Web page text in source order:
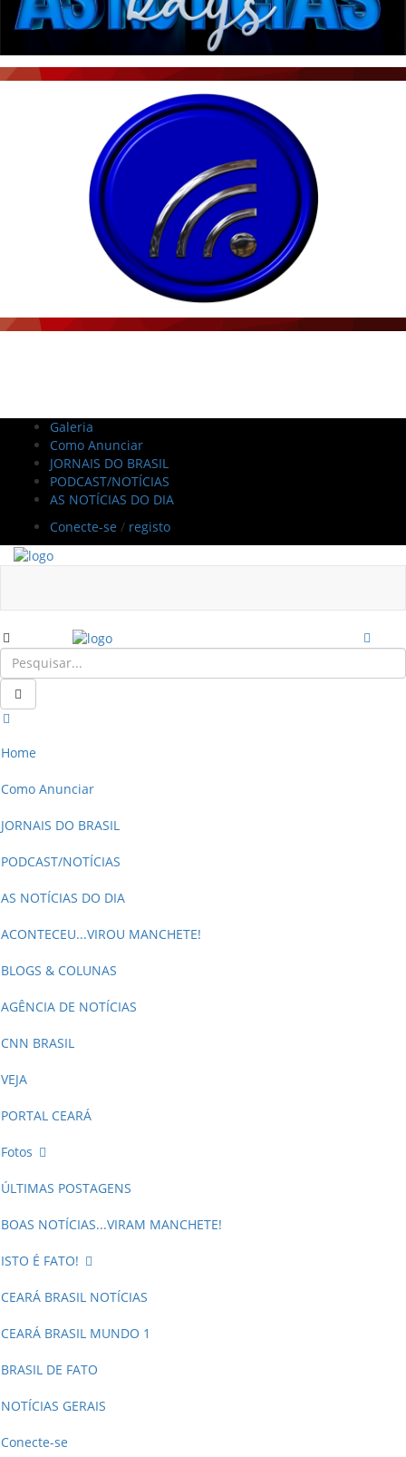
Galeria
Como Anunciar
JORNAIS DO BRASIL
PODCAST/NOTÍCIAS
AS NOTÍCIAS DO DIA
Conecte-se / registo
Home
Como Anunciar
JORNAIS DO BRASIL
PODCAST/NOTÍCIAS
AS NOTÍCIAS DO DIA
ACONTECEU...VIROU MANCHETE!
BLOGS & COLUNAS
AGÊNCIA DE NOTÍCIAS
CNN BRASIL
VEJA
PORTAL CEARÁ
Fotos
ÚLTIMAS POSTAGENS
BOAS NOTÍCIAS...VIRAM MANCHETE!
ISTO É FATO!
CEARÁ BRASIL NOTÍCIAS
CEARÁ BRASIL MUNDO 1
BRASIL DE FATO
NOTÍCIAS GERAIS
Conecte-se